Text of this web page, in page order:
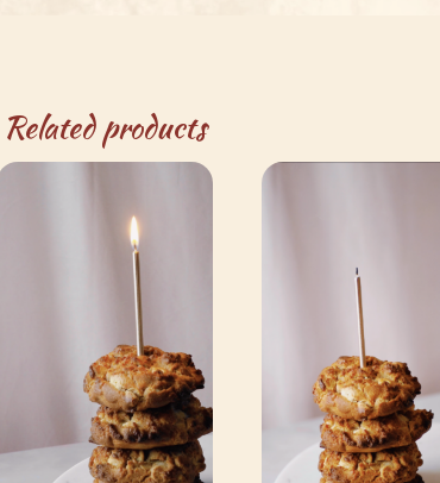
Related products